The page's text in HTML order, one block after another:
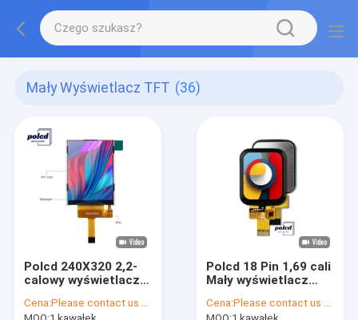
Mały Wyświetlacz TFT (36)
Polcd 240X320 2,2-
calowy wyświetlacz
monitor Tft 300
Cena:Please contact us for latest price
Polcd 18 Pin 1,69 cali
Mały wyświetlacz
240x240 IPS LCD
Cena:Please contact us for latest price